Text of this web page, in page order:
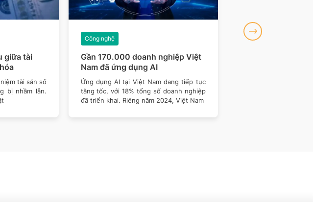
giữa tài
tài sản số
bị nhầm lẫn.
Gần 170.000 doanh nghiệp Việt
Nam đã ứng dụng AI
Công nghệ
Ứng dụng AI tại Việt Nam đang tiếp tục
tăng tốc, với 18% tổng số doanh nghiệp
đã triển khai. Riêng năm 2024, Việt Nam
Công nghệ